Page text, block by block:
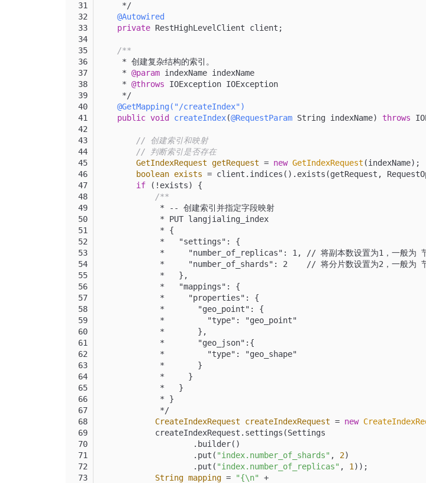
     */
@Autowired
private RestHighLevelClient client;
/**
     * 创建复杂结构的索引。
     *
@param indexName indexName
     *
@throws IOException IOException
     */
@GetMapping("/createIndex")
public void createIndex(@RequestParam String indexName) throws
// 创建索引和映射
// 判断索引是否存在
GetIndexRequest getRequest = new GetIndexRequest (indexName);
boolean exists = client.indices().exists(getRequest,
if (!exists) {
/**
             * -- 创建索引并指定字段映射
             * PUT langjialing_index
             * {
             *   "settings": {
*     "number_of_replicas": 1, // 将副本数设置为1，一般为
*     "number_of_shards": 2    // 将分片数设置为2，一般为
             *   },
             *   "mappings": {
             *     "properties": {
             *       "geo_point": {
             *         "type": "geo_point"
             *       },
             *       "geo_json":{
             *         "type": "geo_shape"
             *       }
             *     }
             *   }
             * }
             */
CreateIndexRequest
createIndexRequest = new
            createIndexRequest.settings(Settings
                    .builder()
                    .put(
"index.number_of_shards" , 2)
                    .put(
"index.number_of_replicas" , 1 ));
String mapping = "{\n"
+